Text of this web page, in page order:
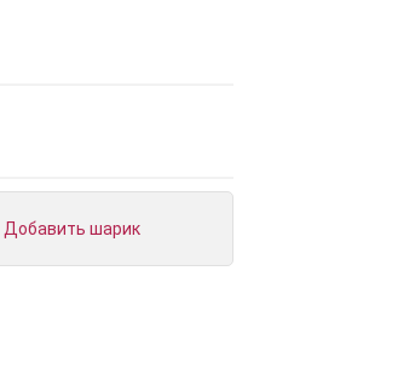
Добавить шарик